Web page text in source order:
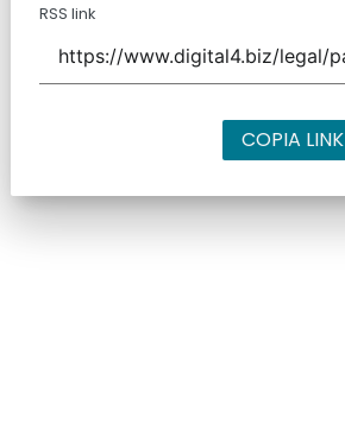
RSS link
COPIA LINK